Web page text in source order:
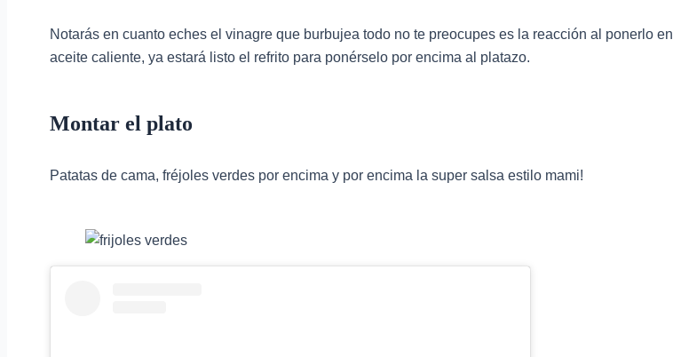
Notarás en cuanto eches el vinagre que burbujea todo no te preocupes es la reacción al ponerlo en
aceite caliente, ya estará listo el refrito para ponérselo por encima al platazo.
Montar el plato
Patatas de cama, fréjoles verdes por encima y por encima la super salsa estilo mami!